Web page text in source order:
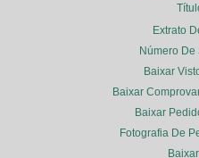
Extrato
Número De
Baixar
Baixar
Baixar
Fotografia De